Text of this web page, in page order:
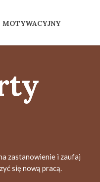
zastanowienie i zaufaj
się nową pracą.